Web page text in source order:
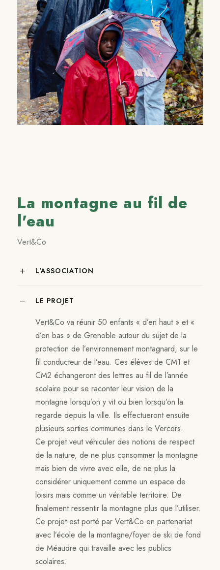
La montagne au fil de
l'eau
Vert&Co
L'ASSOCIATION
LE PROJET
Vert&Co va réunir 50 enfants « d’en haut » et «
d’en bas » de Grenoble autour du sujet de la
protection de l’environnement montagnard, sur le
fil conducteur de l’eau. Ces élèves de CM1 et
CM2 échangeront des lettres au fil de l’année
scolaire pour se raconter leur vision de la
montagne lorsqu’on y vit ou bien lorsqu’on la
regarde depuis la ville. Ils effectueront ensuite
plusieurs sorties communes dans le Vercors.
Ce projet veut véhiculer des notions de respect
de la nature, de ne plus consommer la montagne
mais bien de vivre avec elle, de ne plus la
considérer uniquement comme un espace de
loisirs mais comme un véritable territoire. De
finalement ressentir la montagne plus que l’utiliser.
Ce projet est porté par Vert&Co en partenariat
avec l’école de la montagne/foyer de ski de fond
de Méaudre qui travaille avec les publics
scolaires.